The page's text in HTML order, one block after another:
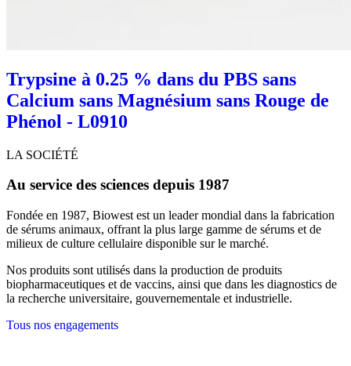
Trypsine à 0.25 % dans du PBS sans
Calcium sans Magnésium sans Rouge de
Phénol - L0910
LA SOCIÉTÉ
Au service des sciences depuis 1987
Fondée en 1987, Biowest est un leader mondial dans la fabrication
de sérums animaux, offrant la plus large gamme de sérums et de
milieux de culture cellulaire disponible sur le marché.
Nos produits sont utilisés dans la production de produits
biopharmaceutiques et de vaccins, ainsi que dans les diagnostics de
la recherche universitaire, gouvernementale et industrielle.
Tous nos engagements